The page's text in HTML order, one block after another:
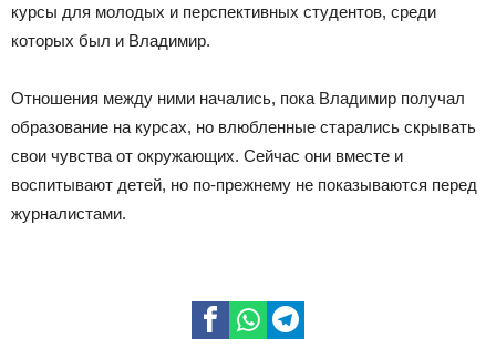
курсы для молодых и перспективных студентов, среди
которых был и Владимир.
Отношения между ними начались, пока Владимир получал
образование на курсах, но влюбленные старались скрывать
свои чувства от окружающих. Сейчас они вместе и
воспитывают детей, но по-прежнему не показываются перед
журналистами.